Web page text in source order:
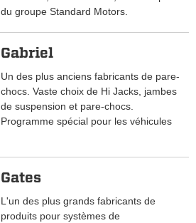
du groupe Standard Motors.
Gabriel
Un des plus anciens fabricants de pare-
chocs. Vaste choix de Hi Jacks, jambes
de suspension et pare-chocs.
Programme spécial pour les véhicules
Gates
L'un des plus grands fabricants de
produits pour systèmes de